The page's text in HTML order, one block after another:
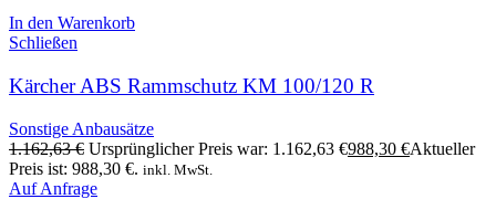
In den Warenkorb
Schließen
Kärcher ABS Rammschutz KM 100/120 R
Sonstige Anbausätze
1.162,63€ Ursprünglicher Preis war: 1.162,63 €988,30 €Aktueller
Preis ist: 988,30 €. inkl. MwSt.
Auf Anfrage